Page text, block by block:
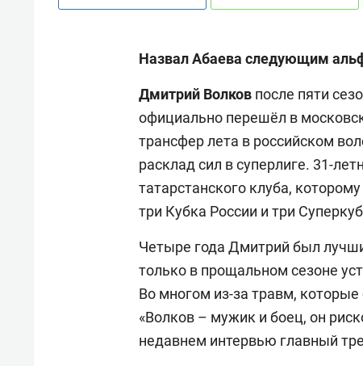
Назвал Абаева следующим
Дмитрий Волков после пяти
официально перешёл в
трансфер лета в российском
расклад сил в суперлиге. 31-
татарстанского клуба,
три Кубка России и три
Четыре года Дмитрий был
только в прощальном сезоне
Во многом из-за травм,
«Волков – мужик и боец, он
недавнем интервью главный